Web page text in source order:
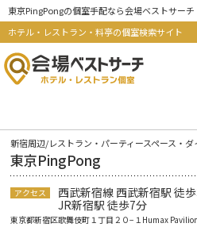
東京PingPongの個室手配なら会場ベストサーチ
ホテル・レストラン・料亭の個室検索サイト
新宿周辺/レストラン・パーティースペース・ダ
東京PingPong
アクセス
西武新宿線 西武新宿駅 徒
JR新宿駅 徒歩7分
東京都新宿区歌舞伎町１丁目２０−１Humax